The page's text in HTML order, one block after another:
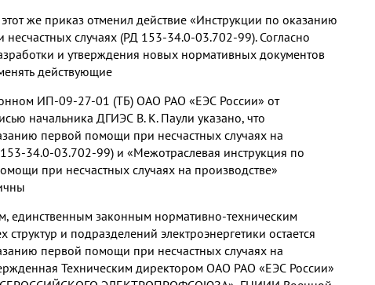
же приказ отменил действие «Инструкции по оказанию
случаях (РД 153-34.0-03.702-99). Согласно
и утверждения новых нормативных документов
действующие
ИП-09-27-01 (ТБ) ОАО РАО «ЕЭС России» от
начальника ДГИЭС В. К. Паули указано, что
первой помощи при несчастных случаях на
34.0-03.702-99) и «Межотраслевая инструкция по
при несчастных случаях на производстве»
единственным законным нормативно-техническим
структур и подразделений электроэнергетики остается
первой помощи при несчастных случаях на
Техническим директором ОАО РАО «ЕЭС России»